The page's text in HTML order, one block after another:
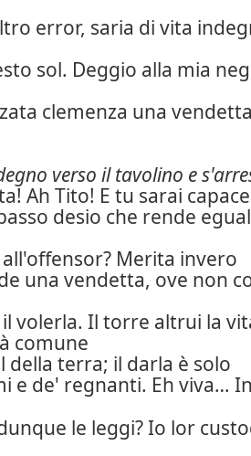
error, saria di vita
sol. Deggio alla mia
clemenza una
verso il tavolino e
Ah Tito! E tu sarai capace
desio che rende
Merita invero
una vendetta, ove non
volerla. Il torre altrui la
comune
della terra; il darla è solo
e de' regnanti. Eh viva…
le leggi? Io lor